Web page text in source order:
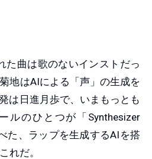
た曲は歌のないインストだっ
地はAIによる「声」の生成を
は日進月歩で、いまもっとも
ルのひとつが「Synthesizer
た、ラップを生成するAIを搭
れだ。